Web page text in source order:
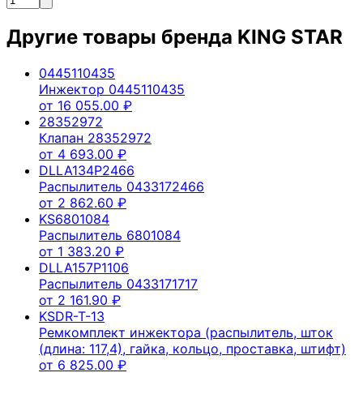
Другие товары бренда KING STAR
0445110435
Инжектор 0445110435
от 16 055.00 ₽
28352972
Клапан 28352972
от 4 693.00 ₽
DLLA134P2466
Распылитель 0433172466
от 2 862.60 ₽
KS6801084
Распылитель 6801084
от 1 383.20 ₽
DLLA157P1106
Распылитель 0433171717
от 2 161.90 ₽
KSDR-T-13
Ремкомплект инжектора (распылитель, шток
(длина: 117,4), гайка, кольцо, проставка, штифт)
от 6 825.00 ₽